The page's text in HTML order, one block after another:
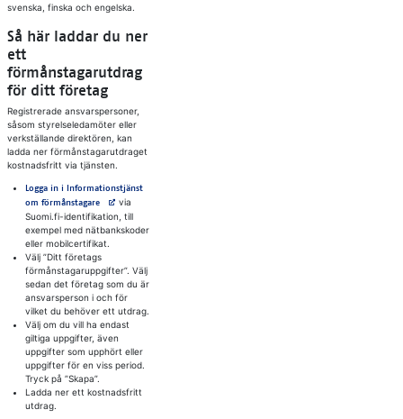
svenska, finska och engelska.
Så här laddar du ner
ett
förmånstagarutdrag
för ditt företag
Registrerade ansvarspersoner,
såsom styrelseledamöter eller
verkställande direktören, kan
ladda ner förmånstagarutdraget
kostnadsfritt via tjänsten.
Logga in i Informationstjänst
om förmånstagareAvautuu uuteen välilehteen
via
Suomi.fi-identifikation, till
exempel med nätbankskoder
eller mobilcertifikat.
Välj ”Ditt företags
förmånstagaruppgifter”. Välj
sedan det företag som du är
ansvarsperson i och för
vilket du behöver ett utdrag.
Välj om du vill ha endast
giltiga uppgifter, även
uppgifter som upphört eller
uppgifter för en viss period.
Tryck på ”Skapa”.
Ladda ner ett kostnadsfritt
utdrag.